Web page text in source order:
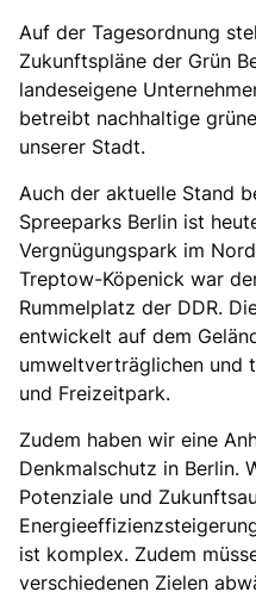
Auf der Tagesordnung
Zukunftspläne der Grün
landeseigene
betreibt nachhaltige
unserer Stadt.
Auch der aktuelle Stand
Spreeparks Berlin ist
Vergnügungspark im
Treptow-Köpenick war
Rummelplatz der DDR.
entwickelt auf dem
umweltverträglichen und
und Freizeitpark.
Zudem haben wir eine
Denkmalschutz in Berlin.
Potenziale und
ist komplex. Zudem
verschiedenen Zielen